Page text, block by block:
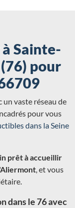
Sainte-
pour
vaste réseau de
pour vous
dans la Seine
prêt à accueillir
, et vous
dans le 76 avec